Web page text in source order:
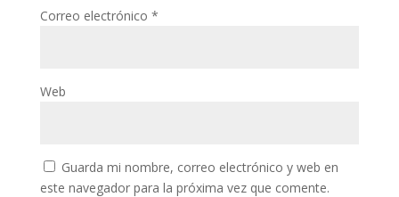
Correo electrónico *
Web
Guarda mi nombre, correo electrónico y web en
este navegador para la próxima vez que comente.